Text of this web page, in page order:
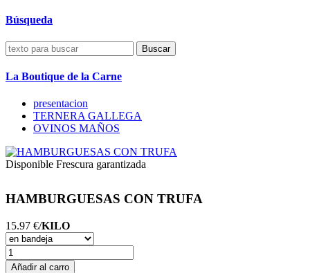
Búsqueda
Buscar
La Boutique de la Carne
presentacion
TERNERA GALLEGA
OVINOS MAÑOS
Disponible Frescura garantizada
HAMBURGUESAS CON TRUFA
15.97 €/KILO
Añadir al carro